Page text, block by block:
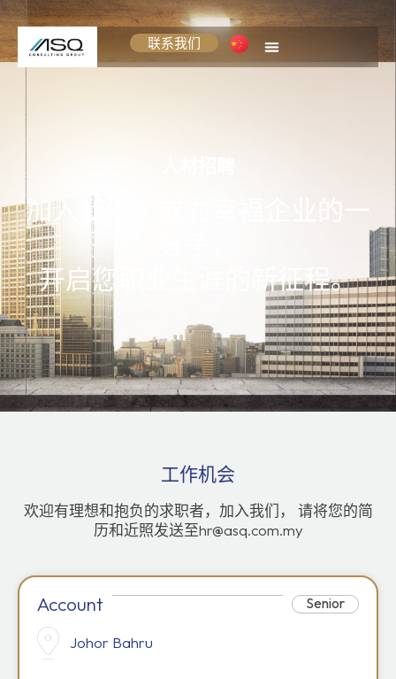
联系我们
加入我们，成为幸福企业的一
开启您职业生涯的新征程。
工作机会
欢迎有理想和抱负的求职者，加入我们， 请将您的简
历和近照发送至hr@asq.com.my
Account Senior
Johor Bahru